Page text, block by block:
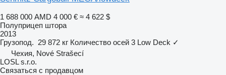
1 688 000 AMD 4 000 € ≈ 4 622 $
Полуприцеп штора
2013
Грузопод. 29 872 кг Количество осей 3 Low Deck ✓
Чехия, Nové Strašecí
LOSL s.r.o.
Связаться с продавцом